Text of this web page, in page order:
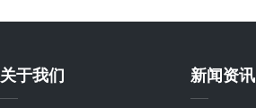
关于我们 新闻资讯